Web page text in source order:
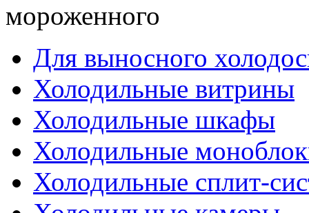
мороженного
Для выносного
Холодильные витрины
Холодильные шкафы
Холодильные
Холодильные сплит-